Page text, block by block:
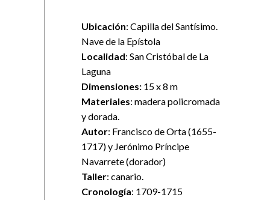
Ubicación: Capilla del Santísimo.
Nave de la Epístola
Localidad: San Cristóbal de La
Laguna
Dimensiones: 15 x 8 m
Materiales: madera policromada
y dorada.
Autor: Francisco de Orta (1655-
1717) y Jerónimo Príncipe
Navarrete (dorador)
Taller: canario.
Cronología: 1709-1715